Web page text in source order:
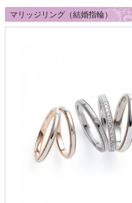
マリッジリング（結婚指輪）